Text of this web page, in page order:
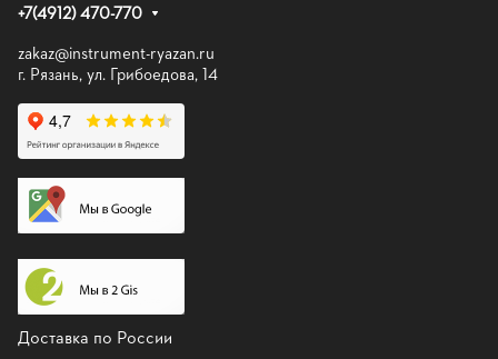
+7(4912) 470-770
zakaz@instrument-ryazan.ru
г. Рязань, ул. Грибоедова, 14
Доставка по России